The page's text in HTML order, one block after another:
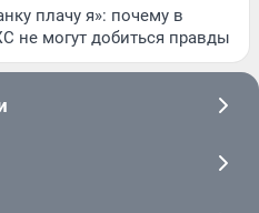
плачу я»: почему в
не могут добиться правды